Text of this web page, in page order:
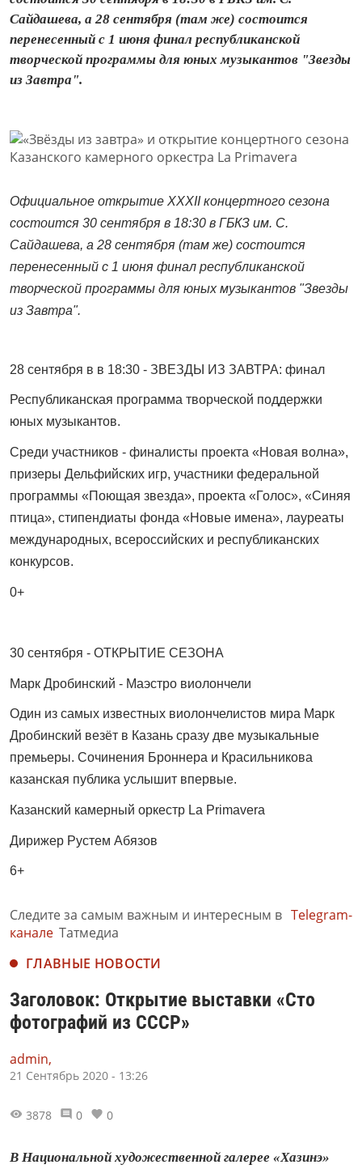
Сайдашева, а 28 сентября (там же) состоится
перенесенный с 1 июня финал республиканской
творческой программы для юных музыкантов "Звезды
из Завтра".
Официальное открытие XXXII концертного сезона
состоится 30 сентября в 18:30 в ГБКЗ им. С.
Сайдашева, а 28 сентября (там же) состоится
перенесенный с 1 июня финал республиканской
творческой программы для юных музыкантов "Звезды
из Завтра".
28 сентября в в 18:30 - ЗВЕЗДЫ ИЗ ЗАВТРА: финал
Республиканская программа творческой поддержки
юных музыкантов.
Среди участников - финалисты проекта «Новая волна»,
призеры Дельфийских игр, участники федеральной
программы «Поющая звезда», проекта «Голос», «Синяя
птица», стипендиаты фонда «Новые имена», лауреаты
международных, всероссийских и республиканских
конкурсов.
0+
30 сентября - ОТКРЫТИЕ СЕЗОНА
Марк Дробинский - Маэстро виолончели
Один из самых известных виолончелистов мира Марк
Дробинский везёт в Казань сразу две музыкальные
премьеры. Сочинения Броннера и Красильникова
казанская публика услышит впервые.
Казанский камерный оркестр La Primavera
Дирижер Рустем Абязов
6+
Следите за самым важным и интересным в Telegram-
канале Татмедиа
ГЛАВНЫЕ НОВОСТИ
Заголовок: Открытие выставки «Сто
фотографий из СССР»
admin,
21 Сентябрь 2020 - 13:26
3878 0 0
В Национальной художественной галерее «Хазинэ»